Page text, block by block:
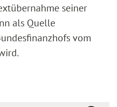
seiner
als Quelle
vom